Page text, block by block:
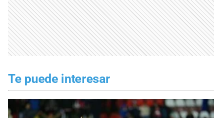
Te puede interesar